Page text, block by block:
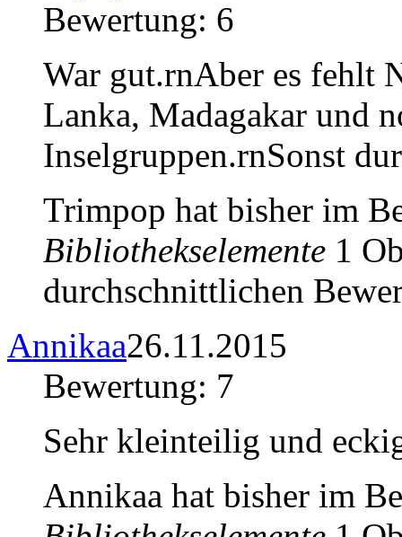
Bewertung: 6
War gut.rnAber es fehlt
Lanka, Madagakar und
Inselgruppen.rnSonst
Trimpop hat bisher im
Bibliothekselemente 1
durchschnittlichen
Annikaa26.11.2015
Bewertung: 7
Sehr kleinteilig und
Annikaa hat bisher im